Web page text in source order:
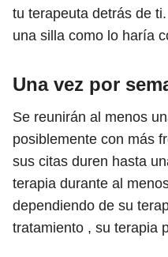
tu terapeuta detrás de
una silla como lo haría
Una vez por
Se reunirán al menos
posiblemente con más
sus citas duren hasta
terapia durante al
dependiendo de su
tratamiento , su terapia